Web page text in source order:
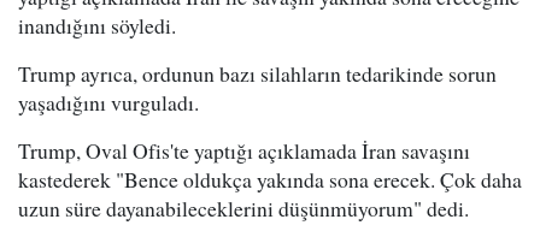
inandığını söyledi.
Trump ayrıca, ordunun bazı silahların tedarikinde sorun
yaşadığını vurguladı.
Trump, Oval Ofis'te yaptığı açıklamada İran savaşını
kastederek "Bence oldukça yakında sona erecek. Çok daha
uzun süre dayanabileceklerini düşünmüyorum" dedi.